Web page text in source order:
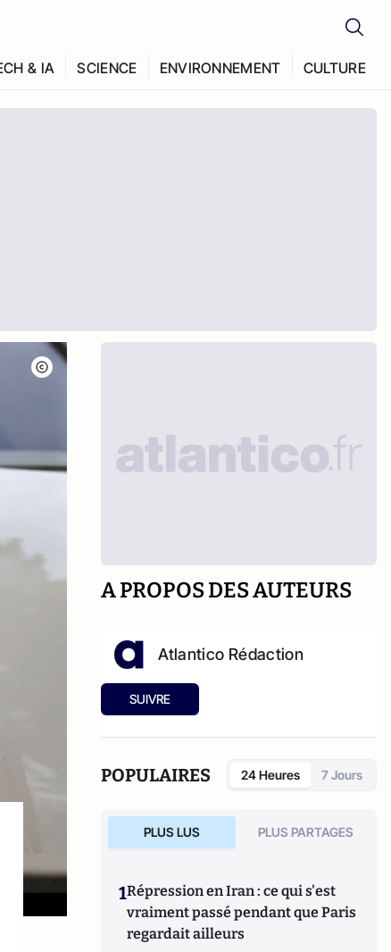
& IA SCIENCE ENVIRONNEMENT CULTURE
A PROPOS DES AUTEURS
Atlantico Rédaction
SUIVRE
POPULAIRES 24 Heures 7 Jours
PLUS LUS PLUS PARTAGES
1Répression en Iran : ce qui s'est
vraiment passé pendant que Paris
regardait ailleurs